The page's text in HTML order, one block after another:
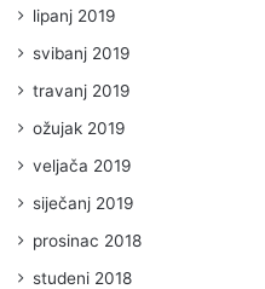
lipanj 2019
svibanj 2019
travanj 2019
ožujak 2019
veljača 2019
siječanj 2019
prosinac 2018
studeni 2018